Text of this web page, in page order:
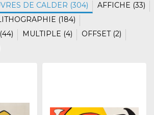
DE CALDER (304)
AFFICHE (33)
(184)
MULTIPLE (4)
OFFSET (2)